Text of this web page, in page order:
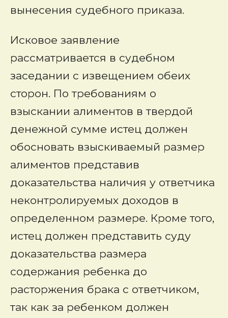
вынесения судебного приказа.
Исковое заявление
рассматривается в судебном
заседании с извещением обеих
сторон. По требованиям о
взыскании алиментов в твердой
денежной сумме истец должен
обосновать взыскиваемый размер
алиментов представив
доказательства наличия у ответчика
неконтролируемых доходов в
определенном размере. Кроме того,
истец должен представить суду
доказательства размера
содержания ребенка до
расторжения брака с ответчиком,
так как за ребенком должен